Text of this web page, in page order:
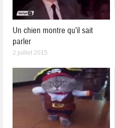
Un chien montre qu’il sait
parler
2 juillet 2015